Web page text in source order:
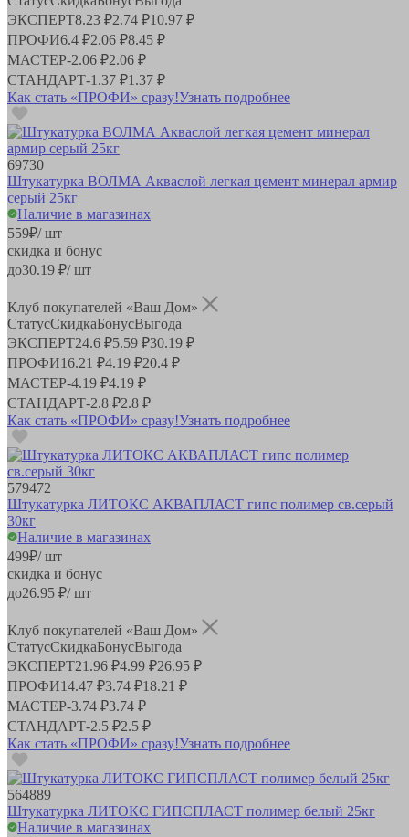
ЭКСПЕРТ8.23 ₽2.74 ₽10.97 ₽
ПРОФИ6.4 ₽2.06 ₽8.45 ₽
МАСТЕР-2.06 ₽2.06 ₽
СТАНДАРТ-1.37 ₽1.37 ₽
Как стать «ПРОФИ» сразу!Узнать подробнее
69730
Штукатурка ВОЛМА Акваслой легкая цемент минерал армир
серый 25кг
Наличие в магазинах
559₽/ шт
скидка и бонус
до30.19 ₽/ шт
Клуб покупателей «Ваш Дом»
СтатусСкидкаБонусВыгода
ЭКСПЕРТ24.6 ₽5.59 ₽30.19 ₽
ПРОФИ16.21 ₽4.19 ₽20.4 ₽
МАСТЕР-4.19 ₽4.19 ₽
СТАНДАРТ-2.8 ₽2.8 ₽
Как стать «ПРОФИ» сразу!Узнать подробнее
579472
Штукатурка ЛИТОКС АКВАПЛАСТ гипс полимер св.серый
30кг
Наличие в магазинах
499₽/ шт
скидка и бонус
до26.95 ₽/ шт
Клуб покупателей «Ваш Дом»
СтатусСкидкаБонусВыгода
ЭКСПЕРТ21.96 ₽4.99 ₽26.95 ₽
ПРОФИ14.47 ₽3.74 ₽18.21 ₽
МАСТЕР-3.74 ₽3.74 ₽
СТАНДАРТ-2.5 ₽2.5 ₽
Как стать «ПРОФИ» сразу!Узнать подробнее
564889
Штукатурка ЛИТОКС ГИПСПЛАСТ полимер белый 25кг
Наличие в магазинах